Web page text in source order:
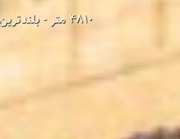
4810 متر - بلندترین قله آلپ